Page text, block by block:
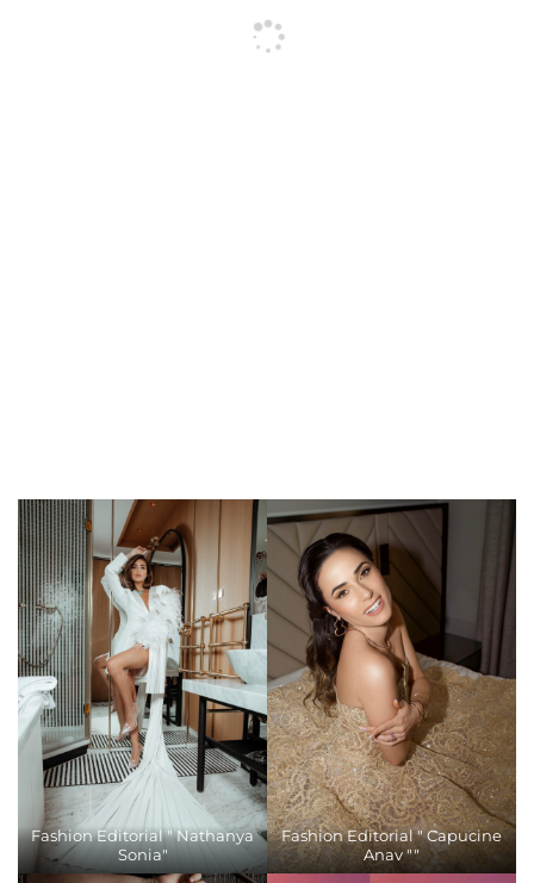
Fashion Editorial " Nathanya
Sonia"
Fashion Editorial " Capucine
Anav ""